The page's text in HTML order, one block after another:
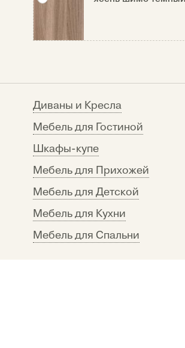
Диваны и Кресла
Мебель для Гостиной
Шкафы-купе
Мебель для Прихожей
Мебель для Детской
Мебель для Кухни
Мебель для Спальни